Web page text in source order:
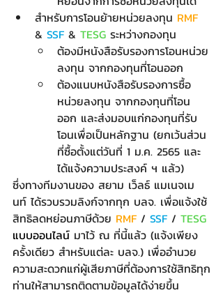
สำหรับการโอนย้ายหน่วยลงทุน RMF
& SSF & TESG ระหว่างกองทุน
ต้องมีหนังสือรับรองการโอนหน่วย
ลงทุน จากกองทุนที่โอนออก
ต้องแนบหนังสือรับรองการซื้อ
หน่วยลงทุน จากกองทุนที่โอน
ออก และส่งมอบแก่กองทุนที่รับ
โอนเพื่อเป็นหลักฐาน (ยกเว้นส่วน
ที่ซื้อตั้งแต่วันที่ 1 ม.ค. 2565 และ
ได้แจ้งความประสงค์ ฯ แล้ว)
ซึ่งทางทีมงานของ สยาม เว็ลธ์ แมเนจเม
นท์ ได้รวบรวมลิงก์จากทุก บลจ. เพื่อแจ้งใช้
สิทธิลดหย่อนภาษีด้วย RMF / SSF / TESG
แบบออนไลน์ มาไว้ ณ ที่นี้แล้ว (แจ้งเพียง
ครั้งเดียว สำหรับแต่ละ บลจ.) เพื่ออำนวย
ความสะดวกแก่ผู้เสียภาษีที่ต้องการใช้สิทธิทุก
ท่านให้สามารถติดตามข้อมูลได้ง่ายขึ้น